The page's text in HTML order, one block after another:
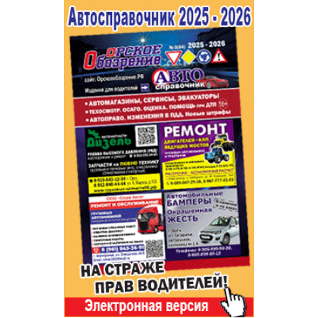
Строительство и ремонт
Авто и мото
Рестораны, кафе, бары
Развлечения и отдых
Спорт Фитнес
Недвижимость
Красота Косметология
Телекоммуникации и связь
Торговля
Бизнес и финансы
Юристы, Экспертиза, Страхование
Ремонт
Социальные организации
Это интересно
Администрация
Популярное →
Строительство и ремонт